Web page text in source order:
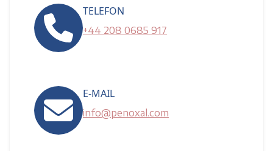
TELEFON
+44 208 0685 917
E-MAIL
info@penoxal.com